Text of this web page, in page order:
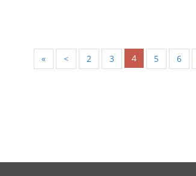
« < 2 3 4 5 6